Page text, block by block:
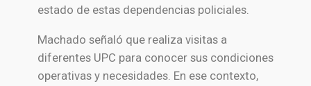
estado de estas dependencias policiales.
Machado señaló que realiza visitas a
diferentes UPC para conocer sus condiciones
operativas y necesidades. En ese contexto,